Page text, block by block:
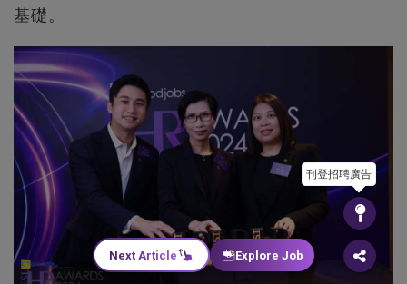
基礎。
刊登招聘廣告
Next Article Explore Job